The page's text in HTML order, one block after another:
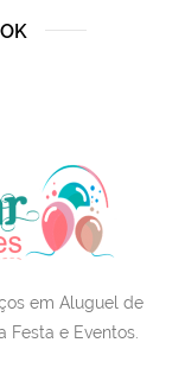
em Aluguel de
Festa e Eventos.